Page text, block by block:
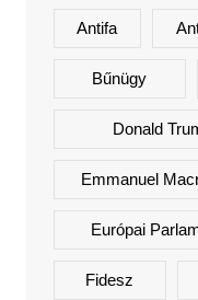
Antifa
Bűnügy
Donald
Emmanuel
Európai
Fidesz